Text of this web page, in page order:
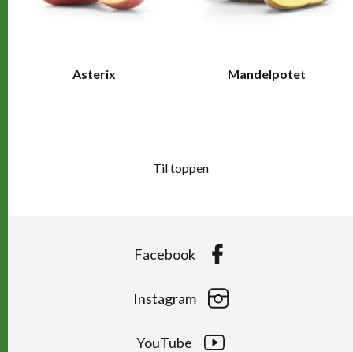
Asterix Mandelpotet
Til toppen
Facebook
Instagram
YouTube